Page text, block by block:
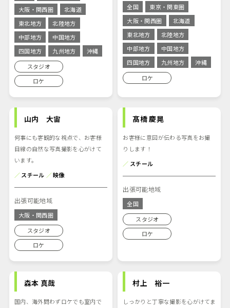
大阪・関西圏
北海道
東北地方
北陸地方
中部地方
中国地方
四国地方
九州地方
沖縄
スタジオ
ロケ
全国
東京・関東圏
大阪・関西圏
北海道
東北地方
北陸地方
中部地方
中国地方
四国地方
九州地方
沖縄
ロケ
山内 大宙
何事にも客観的な視点で、お客様
目線の自然な写真撮影を心がけて
います。
／スチール ／映像
出張可能地域
大阪・関西圏
スタジオ
ロケ
髙橋 慶晃
お客様に意図が伝わる写真をお撮
りします！
／ スチール
出張可能地域
全国
スタジオ
ロケ
森本 真哉
国内、海外問わずロケでも室内で
村上 裕一
しっかりと丁寧な撮影を心がけてま